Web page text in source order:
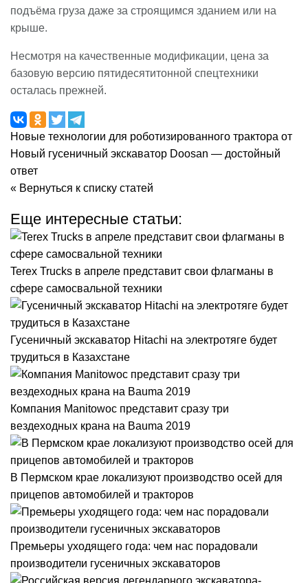
подъёма груза даже за строящимся зданием или на
крыше.
Несмотря на качественные модификации, цена за
базовую версию пятидесятитонной спецтехники
осталась прежней.
Новые технологии для роботизированного трактора от
Новый гусеничный экскаватор Doosan — достойный
ответ
« Вернуться к списку статей
Еще интересные статьи:
Terex Trucks в апреле представит свои флагманы в
сфере самосвальной техники
Гусеничный экскаватор Hitachi на электротяге будет
трудиться в Казахстане
Компания Manitowoc представит сразу три
вездеходных крана на Bauma 2019
В Пермском крае локализуют производство осей для
прицепов автомобилей и тракторов
Премьеры уходящего года: чем нас порадовали
производители гусеничных экскаваторов